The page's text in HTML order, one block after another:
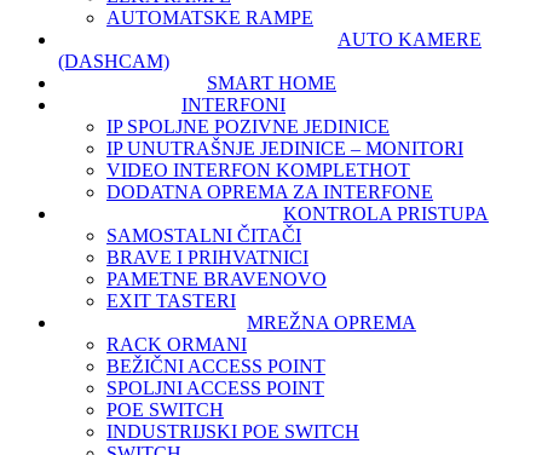
AUTOMATSKE RAMPE
AUTO KAMERE
(DASHCAM)
SMART HOME
INTERFONI
IP SPOLJNE POZIVNE JEDINICE
IP UNUTRAŠNJE JEDINICE – MONITORI
VIDEO INTERFON KOMPLETHOT
DODATNA OPREMA ZA INTERFONE
KONTROLA PRISTUPA
SAMOSTALNI ČITAČI
BRAVE I PRIHVATNICI
PAMETNE BRAVENOVO
EXIT TASTERI
MREŽNA OPREMA
RACK ORMANI
BEŽIČNI ACCESS POINT
SPOLJNI ACCESS POINT
POE SWITCH
INDUSTRIJSKI POE SWITCH